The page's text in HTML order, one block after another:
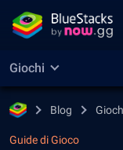
Giochi
Blog
Guide di Gioco